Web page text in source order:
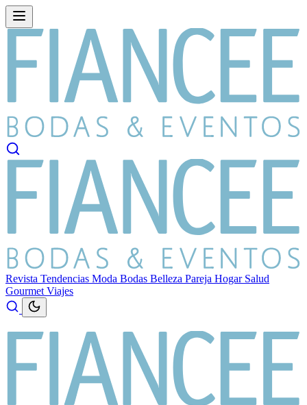
Revista Tendencias Moda Bodas Belleza Pareja Hogar Salud
Gourmet Viajes